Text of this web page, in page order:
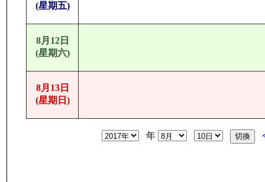
(星期五)
8月12日
(星期六)
8月13日
(星期日)
年